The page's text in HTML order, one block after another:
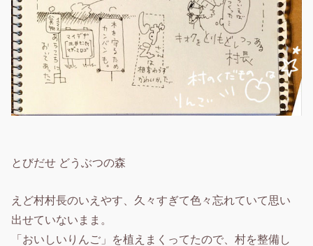
とびだせ どうぶつの森
えど村村長のいえやす、久々すぎて色々忘れていて思い
出せていないまま。
「おいしいりんご」を植えまくってたので、村を整備し